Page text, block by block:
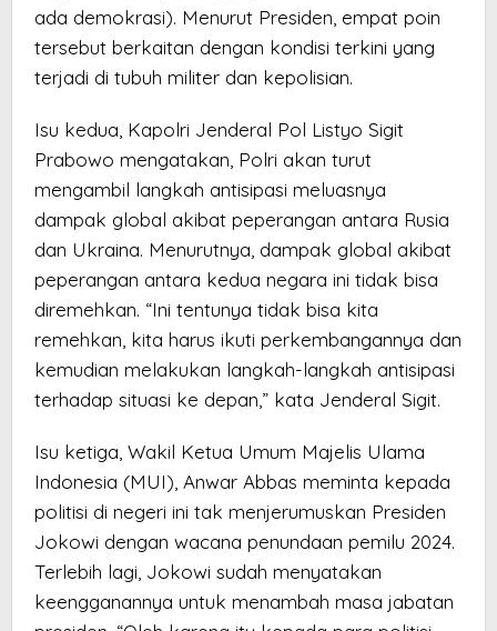
ada demokrasi). Menurut Presiden, empat poin
tersebut berkaitan dengan kondisi terkini yang
terjadi di tubuh militer dan kepolisian.
Isu kedua, Kapolri Jenderal Pol Listyo Sigit
Prabowo mengatakan, Polri akan turut
mengambil langkah antisipasi meluasnya
dampak global akibat peperangan antara Rusia
dan Ukraina. Menurutnya, dampak global akibat
peperangan antara kedua negara ini tidak bisa
diremehkan. “Ini tentunya tidak bisa kita
remehkan, kita harus ikuti perkembangannya dan
kemudian melakukan langkah-langkah antisipasi
terhadap situasi ke depan,” kata Jenderal Sigit.
Isu ketiga, Wakil Ketua Umum Majelis Ulama
Indonesia (MUI), Anwar Abbas meminta kepada
politisi di negeri ini tak menjerumuskan Presiden
Jokowi dengan wacana penundaan pemilu 2024.
Terlebih lagi, Jokowi sudah menyatakan
keengganannya untuk menambah masa jabatan